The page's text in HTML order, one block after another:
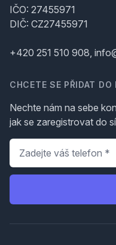
IČO: 27455971
DIČ: CZ27455971
+420 251 510 908,
CHCETE SE PŘIDAT
Nechte nám na sebe
jak se zaregistrovat do
Telefon